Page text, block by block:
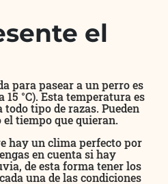
el
para pasear a un perro es
15 °C). Esta temperatura es
tipo de razas. Pueden
tiempo que quieran.
hay un clima perfecto por
en cuenta si hay
de esta forma tener los
una de las condiciones